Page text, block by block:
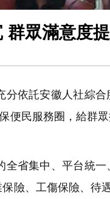
群眾滿意度
依託安徽人社綜
便民服務圈，給群
省集中、平台統
險、工傷保險、待